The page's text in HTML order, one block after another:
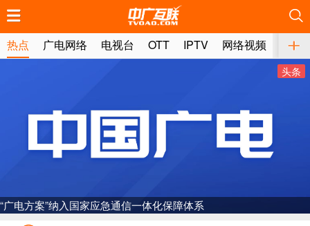
热点 广电网络 电视台 OTT IPTV 网络视频 媒体
头条
储备近400部，“微短剧精品创作传播计划‘五个一批工程’”调度会召开
广电总局对互联网电视自动续费专项治理
中国广电：编制一体化电视技术标准白皮书
一电视频道开播
推荐
推荐
推荐
推荐
推荐
推荐
推荐
推荐
推荐
推荐
推荐
推荐
推荐
推荐
推荐
推荐
推荐
推荐
推荐
推荐